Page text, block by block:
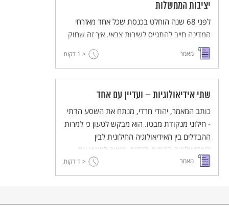
יציבות הממשלות
לפני 68 שנה הוחלט בכנסת שכל אחד מאזרחי
המדינה חייב להתגייס לשירות צבאי. איך זה שחוק
אחד עדיין מטלטל את המדינה שלנו ולא נותן לה
מנוח.
מאמר < 1 דקות
שתי אידיאולוגיות – ועדיין עם אחד
כותב המאמר, יהודי חרדי, מנתח את השסע הדתי
- חילוני מנקודת מבטו. הוא מבקש לטעון כי למרות
ההבדלים בין האידיאולוגיה החילונית לבין
האידיאולוגיה הדתית-חרדית, חשוב למצוא את
הדרכים לגשר בין הקבוצות וזאת בשל השתייכותן
לעם היהודי.
מאמר < 1 דקות